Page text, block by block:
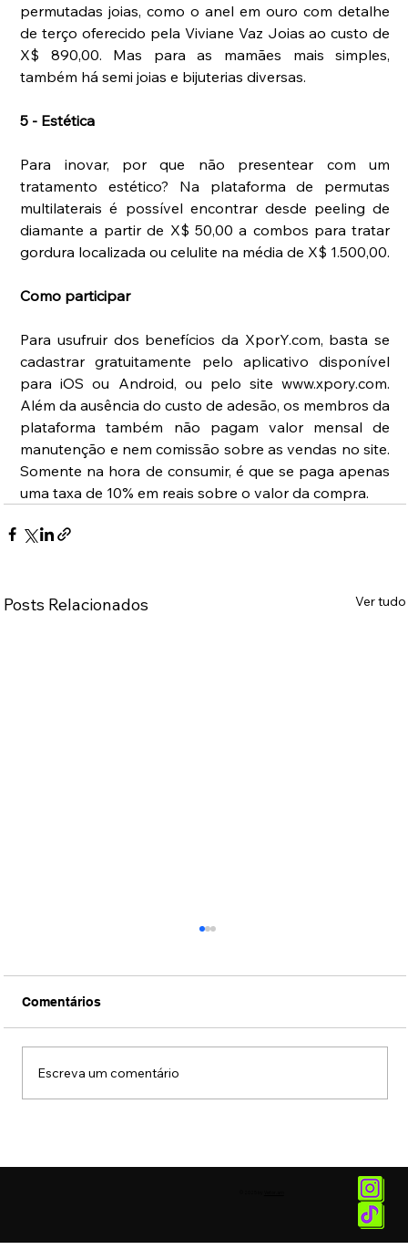
permutadas joias, como o anel em ouro com detalhe
de terço oferecido pela Viviane Vaz Joias ao custo de
X$ 890,00. Mas para as mamães mais simples,
também há semi joias e bijuterias diversas.
5 - Estética
Para inovar, por que não presentear com um
tratamento estético? Na plataforma de permutas
multilaterais é possível encontrar desde peeling de
diamante a partir de X$ 50,00 a combos para tratar
Como participar
Para usufruir dos benefícios da XporY.com, basta se
cadastrar gratuitamente pelo aplicativo disponível
para iOS ou Android, ou pelo site www.xpory.com.
Além da ausência do custo de adesão, os membros da
plataforma também não pagam valor mensal de
manutenção e nem comissão sobre as vendas no site.
Somente na hora de consumir, é que se paga apenas
uma taxa de 10% em reais sobre o valor da compra.
Posts Relacionados Ver tudo
Comentários
Escreva um comentário